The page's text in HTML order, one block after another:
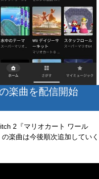
楽曲を配信開始
2『マリオカート ワール
楽曲は今後順次追加していく